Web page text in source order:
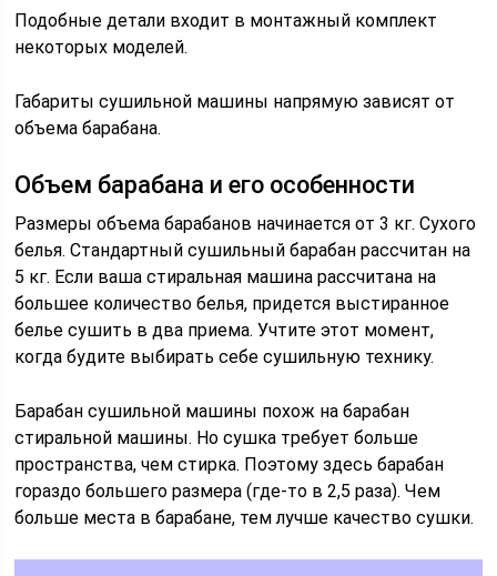
Подобные детали входит в монтажный комплект
некоторых моделей.
Габариты сушильной машины напрямую зависят от
объема барабана.
Объем барабана и его особенности
Размеры объема барабанов начинается от 3 кг. Сухого
белья. Стандартный сушильный барабан рассчитан на
5 кг. Если ваша стиральная машина рассчитана на
большее количество белья, придется выстиранное
белье сушить в два приема. Учтите этот момент,
когда будите выбирать себе сушильную технику.
Барабан сушильной машины похож на барабан
стиральной машины. Но сушка требует больше
пространства, чем стирка. Поэтому здесь барабан
гораздо большего размера (где-то в 2,5 раза). Чем
больше места в барабане, тем лучше качество сушки.